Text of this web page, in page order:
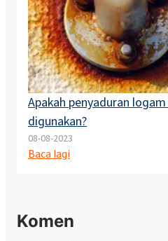
Apakah penyaduran
digunakan?
08-08-2023
Baca lagi
Komen